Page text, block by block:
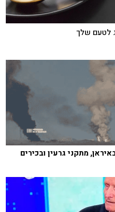
לטעם שלך
מתקני גרעין ובכירים